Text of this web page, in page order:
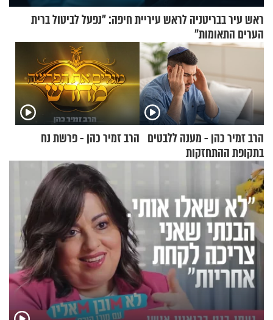
ראש עיר בבריטניה לראש עיריית חיפה: ״נפעל לביטול ברית
הערים התאומות״
הרב זמיר כהן - מענה ללבטים
בתקופת ההתחזקות
הרב זמיר כהן - פרשת נח